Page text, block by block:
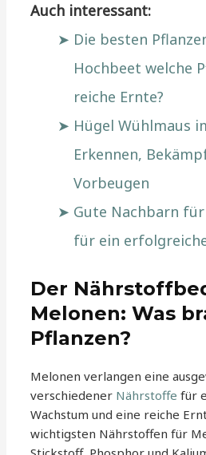
Auch interessant:
Die besten
Hochbeet welche
reiche Ernte?
Hügel Wühlmaus
Erkennen,
Vorbeugen
Gute Nachbarn
für ein
Der
Melonen: Was
Pflanzen?
Melonen verlangen eine
verschiedener Nährstoffe für
Wachstum und eine reiche
wichtigsten Nährstoffen für